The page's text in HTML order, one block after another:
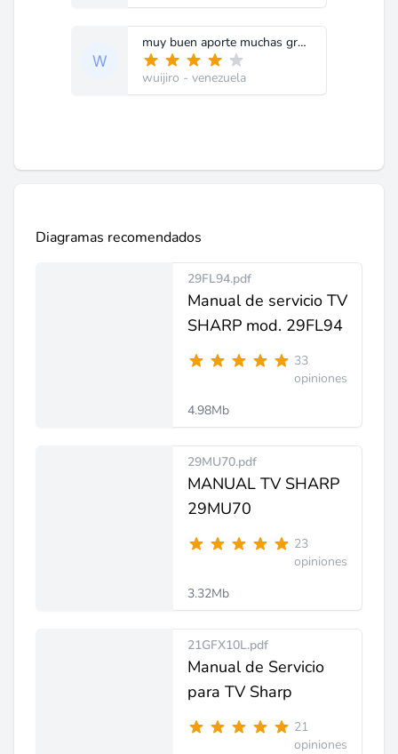
muy buen aporte muchas gracias
wuijiro - venezuela
Diagramas recomendados
29FL94.pdf
Manual de servicio TV
SHARP mod. 29FL94
33
opiniones
4.98Mb
29MU70.pdf
MANUAL TV SHARP
29MU70
23
opiniones
3.32Mb
21GFX10L.pdf
Manual de Servicio
para TV Sharp
21
opiniones